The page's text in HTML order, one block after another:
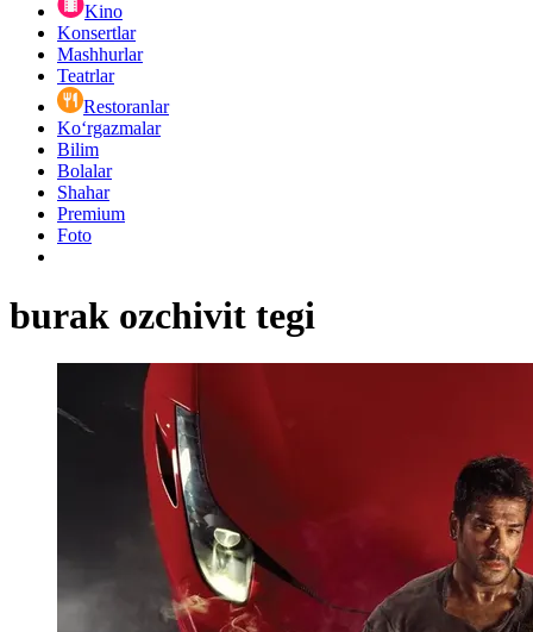
Kino
Konsertlar
Mashhurlar
Teatrlar
Restoranlar
Ko‘rgazmalar
Bilim
Bolalar
Shahar
Premium
Foto
burak ozchivit tegi